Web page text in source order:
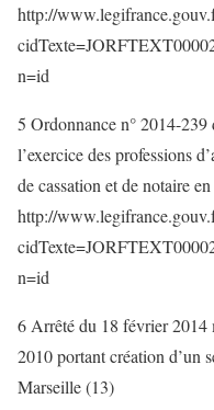
http://
n=id
5 Ordonnance n° 2014-
l’exercice des professions
de cassation et de notaire
http://
n=id
6 Arrêté du 18 février 2014
2010 portant création d’un
Marseille (13)